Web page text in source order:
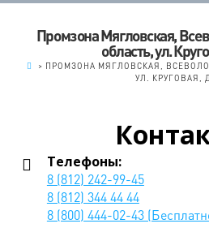
Промзона Мягловская,
область, ул.
> ПРОМЗОНА МЯГЛОВСКАЯ,
УЛ. ​КРУГОВАЯ,
Телефоны:
8 (812) 242-99-45
8 (812) 344 44 44
8 (800) 444-02-43